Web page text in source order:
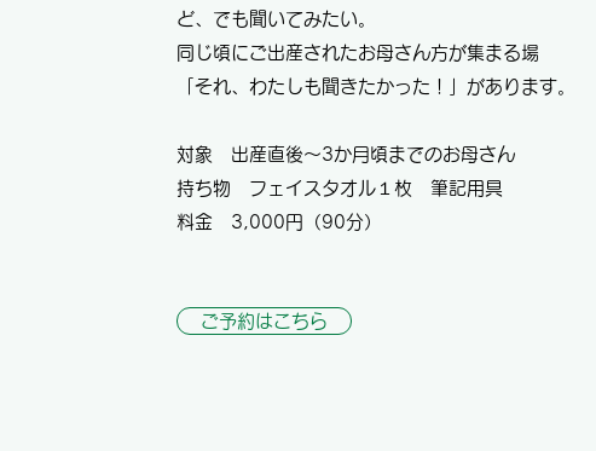
ど、でも聞いてみたい。
同じ頃にご出産されたお母さん方が集まる場
「それ、わたしも聞きたかった！」があります。
対象 出産直後～3か月頃までのお母さん
持ち物 フェイスタオル１枚 筆記用具
料金 3,000円（90分）
ご予約はこちら